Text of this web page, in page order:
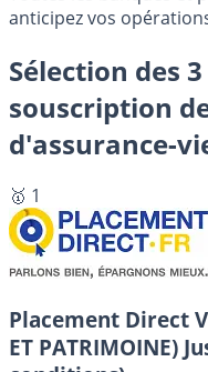
anticipez vos
Sélection des
souscription
d'assurance-
🥇 1
Placement Direct
ET PATRIMOINE)